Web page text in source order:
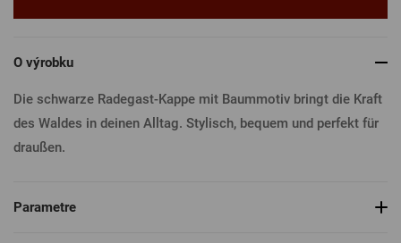
O výrobku
Die schwarze Radegast-Kappe mit Baummotiv bringt die Kraft
des Waldes in deinen Alltag. Stylisch, bequem und perfekt für
draußen.
Parametre